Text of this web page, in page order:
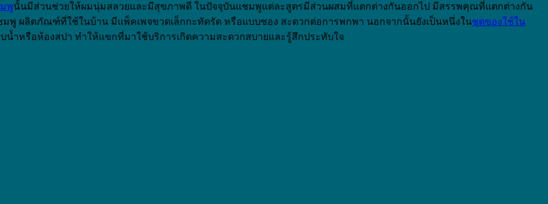
พูนั้นมีส่วนช่วยให้ผมนุ่มสลวยและมีสุขภาพดี ในปัจจุบันแชมพูแต่ละสูตรมีส่วนผสมที่แตกต่างกันออกไป มีสรรพคุณที่แตกต่างกัน
พู ผลิตภัณฑ์ที่ใช้ในบ้าน มีแพ็คเพจขวดเล็กกะทัดรัด หรือแบบซอง สะดวกต่อการพกพา นอกจากนั้นยังเป็นหนึ่งในชุดของใช้ใน
น้ำหรือห้องสปา ทำให้แขกที่มาใช้บริการเกิดความสะดวกสบายและรู้สึกประทับใจ